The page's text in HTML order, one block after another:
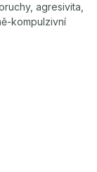
agresivita,
kompulzivní